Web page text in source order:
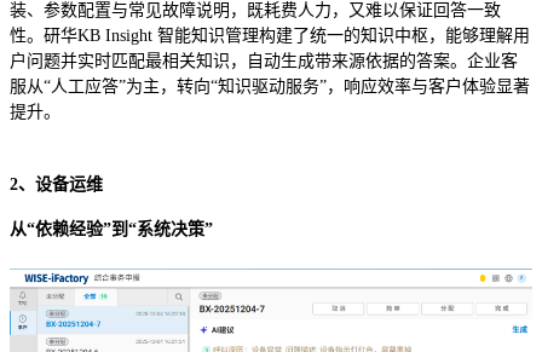
装、参数配置与常见故障说明，既耗费人力，又难以保证回答一致
性。研华KB Insight 智能知识管理构建了统一的知识中枢，能够理解用
户问题并实时匹配最相关知识，自动生成带来源依据的答案。企业客
服从“人工应答”为主，转向“知识驱动服务”，响应效率与客户体验显著
提升。
2、设备运维
从“依赖经验”到“系统决策”